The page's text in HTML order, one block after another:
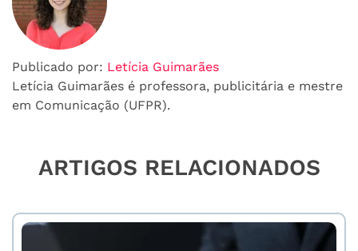
Publicado por: Letícia Guimarães
Letícia Guimarães é professora, publicitária e mestre
em Comunicação (UFPR).
ARTIGOS RELACIONADOS